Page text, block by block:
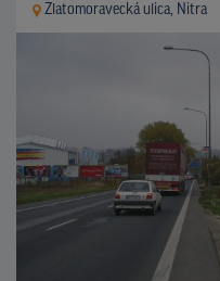
Zlatomoravecká ulica, Nitra